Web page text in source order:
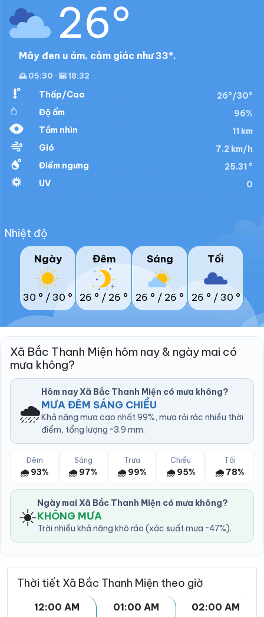
26°
Mây đen u ám, cảm giác như 33°.
🌅 05:30 · 🌇 18:32
Thấp/Cao
26°/30°
Độ ẩm
96%
Tầm nhìn
11 km
Gió
7.2 km/h
Điểm ngưng
25.31 °
UV
0
Nhiệt độ
Ngày
30 ° / 30 °
Đêm
26 ° / 26 °
Sáng
26 ° / 26 °
Tối
26 ° / 30 °
Xã Bắc Thanh Miện hôm nay & ngày mai có
mưa không?
🌧️
Hôm nay Xã Bắc Thanh Miện có mưa không?
MƯA ĐÊM SÁNG CHIỀU
Khả năng mưa cao nhất 99%, mưa rải rác nhiều thời
điểm, tổng lượng ~3.9 mm.
Đêm
🌧️ 93%
Sáng
🌧️ 97%
Trưa
🌧️ 99%
Chiều
🌧️ 95%
Tối
🌧️ 78%
☀️ Ngày mai Xã Bắc Thanh Miện có mưa không?
KHÔNG MƯA
Trời nhiều khả năng khô ráo (xác suất mưa ~47%).
Thời tiết Xã Bắc Thanh Miện theo giờ
12:00 AM
01:00 AM
02:00 AM